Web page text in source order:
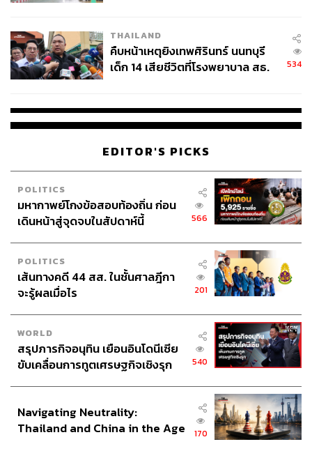
Mala Flower & Wine
มาลาเป็นร้านดอกไม้ขนาดเล็กกะทัดรัดในซอยเจริญกรุง 43
ชื่นชอบอย่างดอกไม้และเนเชอร์รัลไวน์ ฟังดูอาจตั้งคำถามว่า
สองสิ่งนี้มาเจอกันได้อย่างไร แต่หลังจากที่ได้คุยกับ ฟีล-ชิด
ชนันท์ สุขพงษ์ หนึ่งในพาร์ตเนอร์ร้าน ก็พอจะสรุปได้ว่า
ความเคารพในธรรมชาติคือจุดที่เหมือนกันของทั้งสองที่พา
ที่นี่เน้นเรื่องของดอกไม้เป็นหลักในเวลากลางวัน แต่มี
รายการของไวน์ให้ซื้อกลับและนั่งที่ร้านได้ เราแนะนำว่า
ติดต่อเข้าไปสอบถามและจองก่อนจะดีที่สุด เพราะที่นั่งจำกัด
อ่านรีวิวฉบับเต็มได้ที่https://thestandard.co/mala-bkk/
https://instagram.com/malabkk
THAILAND
คืบหน้าเหตุยิงเทพศิรินทร์ นนทบุรี
เด็ก 14 เสียชีวิตที่โรงพยาบาล สธ.
534
EDITOR'S PICKS
POLITICS
มหากาพย์โกงข้อสอบท้องถิ่น ก่อน
เดินหน้าสู่จุดจบในสัปดาห์นี้
566
POLITICS
เส้นทางคดี 44 สส. ในชั้นศาลฎีกา
จะรู้ผลเมื่อไร
201
WORLD
สรุปภารกิจอนุทิน เยือนอินโดนีเซีย
ขับเคลื่อนการทูตเศรษฐกิจเชิงรุก
540
Navigating Neutrality:
Thailand and China in the Age
170